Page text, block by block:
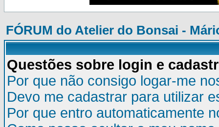
FÓRUM do Atelier do Bonsai -
Questões sobre login e
Por que não consigo logar-me
Devo me cadastrar para utilizar
Por que entro automaticamente